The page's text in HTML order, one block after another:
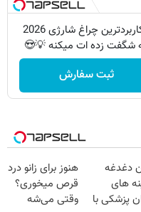
پرکاربردترین چراغ شارژی 2026
شگفت زده ات میکنه 💡😍
ثبت سفارش
دغدغه
های
پزشکی با
هنوز برای زانو درد
قرص میخوری؟
وقتی می‌شه